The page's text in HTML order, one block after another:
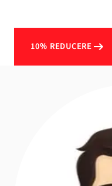
10% REDUCERE